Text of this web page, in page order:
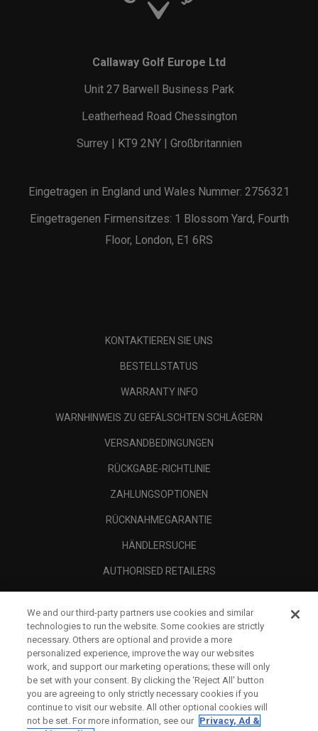
Callaway Golf Europe Ltd
Unit 27 Barwell Business Park
Leatherhead Road Chessington
Surrey | KT9 2NY | Großbritannien
Eingetragen in England und Wales Nummer: 2756321
Eingetragenen Firmensitzes: 1 Blossom Yard, Fourth
Floor, London, E1 6RS
KONTAKTIEREN SIE UNS
BESTELLSTATUS
WARRANTY INFO
WARNHINWEIS ZU GEFÄLSCHTEN SCHLÄGERN
VERSANDBEDINGUNGEN
RÜCKGABE-RICHTLINIE
ZAHLUNGSOPTIONEN
RÜCKNAHMEGARANTIE
HÄNDLERSUCHE
AUTHORISED RETAILERS
UNTERNEHMENSPROFIL
RECHTLICHES-
We and our third-party partners use cookies and similar
technologies to run the website. Some cookies are strictly
necessary. Others are optional and provide a more
personalized experience, improve the way our websites
work, and support our marketing operations; these will only
be set with your consent. By clicking the ‘Reject All' button
you are agreeing to only strictly necessary cookies if you
continue to visit our website. All other optional cookies will
not be set. For more information, see our Privacy, Ad &